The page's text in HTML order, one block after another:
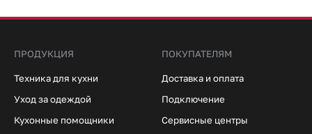
ПРОДУКЦИЯ
Техника для кухни
Уход за одеждой
Кухонные помощники
ПОКУПАТЕЛЯМ
Доставка и оплата
Подключение
Сервисные центры